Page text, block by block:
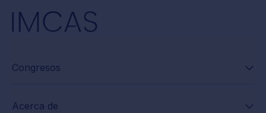
Congresos
Acerca de